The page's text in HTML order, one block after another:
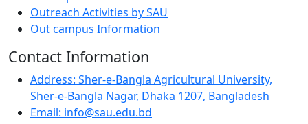
Outreach Activities by SAU
Out campus Information
Contact Information
Address: Sher-e-Bangla Agricultural University,
Sher-e-Bangla Nagar, Dhaka 1207, Bangladesh
Email: info@sau.edu.bd